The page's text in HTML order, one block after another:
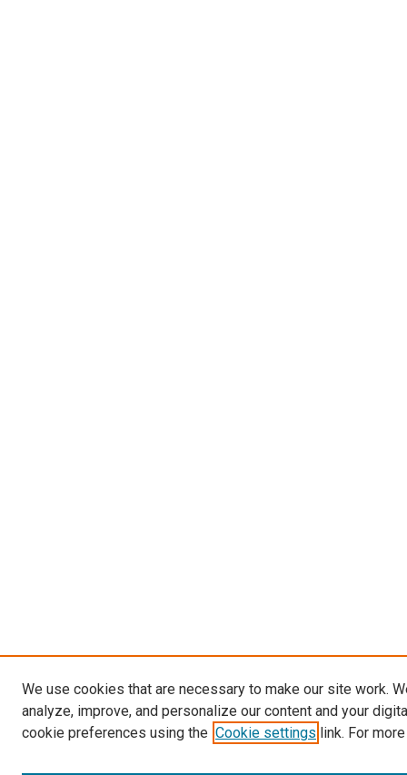
We use cookies that are necessary to make our site work.
analyze, improve, and personalize our content and your
cookie preferences using the Cookie settings link. For